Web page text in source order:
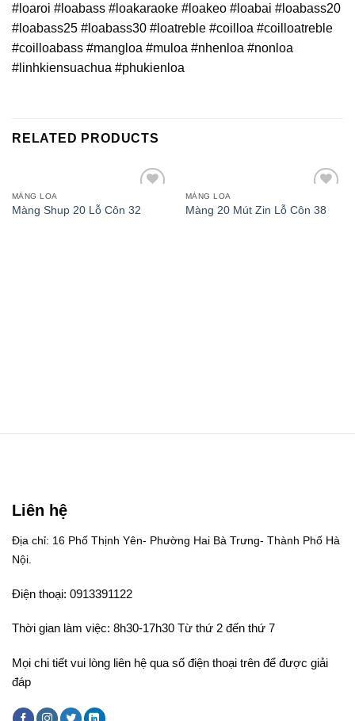
#loaroi #loabass #loakaraoke #loakeo #loabai #loabass20
#loabass25 #loabass30 #loatreble #coilloa #coilloatreble
#coilloabass #mangloa #muloa #nhenloa #nonloa
#linhkiensuachua #phukienloa
RELATED PRODUCTS
wishlist
MÀNG LOA
Màng Shup 20 Lỗ Côn 32
wishlist
MÀNG LOA
Màng 20 Mút Zin Lỗ Côn 38
Liên hệ
Địa chỉ: 16 Phố Thịnh Yên- Phường Hai Bà Trưng- Thành Phố Hà
Nội.
Điện thoại: 0913391122
Thời gian làm việc: 8h30-17h30 Từ thứ 2 đến thứ 7
Mọi chi tiết vui lòng liên hệ qua số điện thoại trên để được giải
đáp